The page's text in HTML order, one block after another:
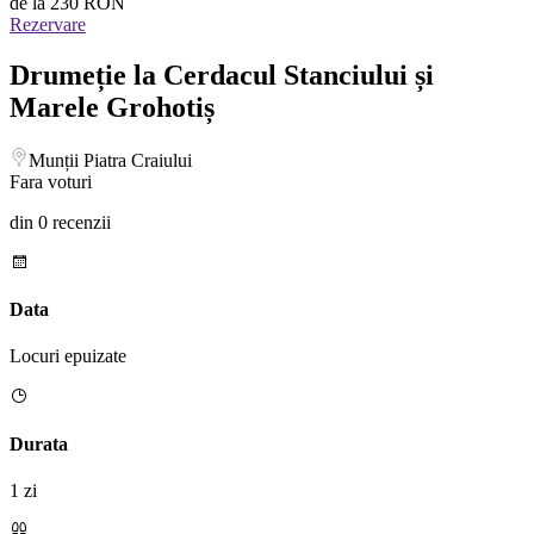
Rezervare
Drumeție la Cerdacul Stanciului și
Marele Grohotiș
Munții Piatra Craiului
Fara voturi
din 0 recenzii
Data
Locuri epuizate
Durata
1 zi